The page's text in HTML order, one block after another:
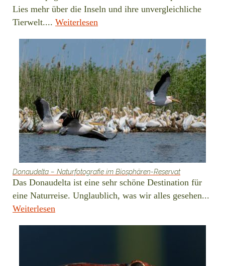
Lies mehr über die Inseln und ihre unvergleichliche
Tierwelt.... Weiterlesen
Donaudelta – Naturfotografie im Biosphären-Reservat
Das Donaudelta ist eine sehr schöne Destination für
eine Naturreise. Unglaublich, was wir alles gesehen...
Weiterlesen